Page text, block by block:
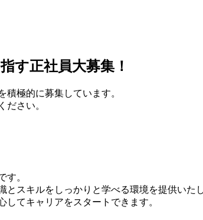
す正社員大募集！
極的に募集しています。
ださい。
す。
スキルをしっかりと学べる環境を提供いたし
てキャリアをスタートできます。